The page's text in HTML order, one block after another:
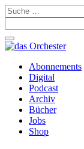
Suche
nach:
Schalte
Navigation
Zum
Inhalt
springen
Abonnements
Digital
Podcast
Archiv
Bücher
Jobs
Shop